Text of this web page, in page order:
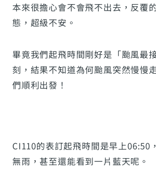
本來很擔心會不會飛不出去，反覆
態，超級不安。
畢竟我們起飛時間剛好是「颱風最
刻，結果不知道為何颱風突然慢慢
們順利出發！
CI110的表訂起飛時間是早上06:50
無雨，甚至還能看到一片藍天呢。